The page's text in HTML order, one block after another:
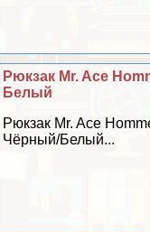
Рюкзак Mr. Ace
Белый
Рюкзак Mr. Ace
Чёрный/Белый...